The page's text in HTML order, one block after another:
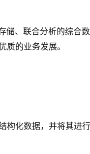
、联合分析的综
质的业务发展。
化数据，并将其